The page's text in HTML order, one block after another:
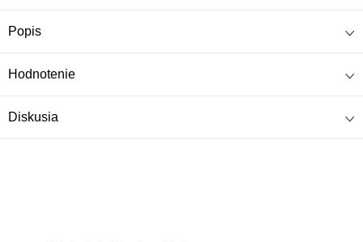
Popis
Hodnotenie
Diskusia